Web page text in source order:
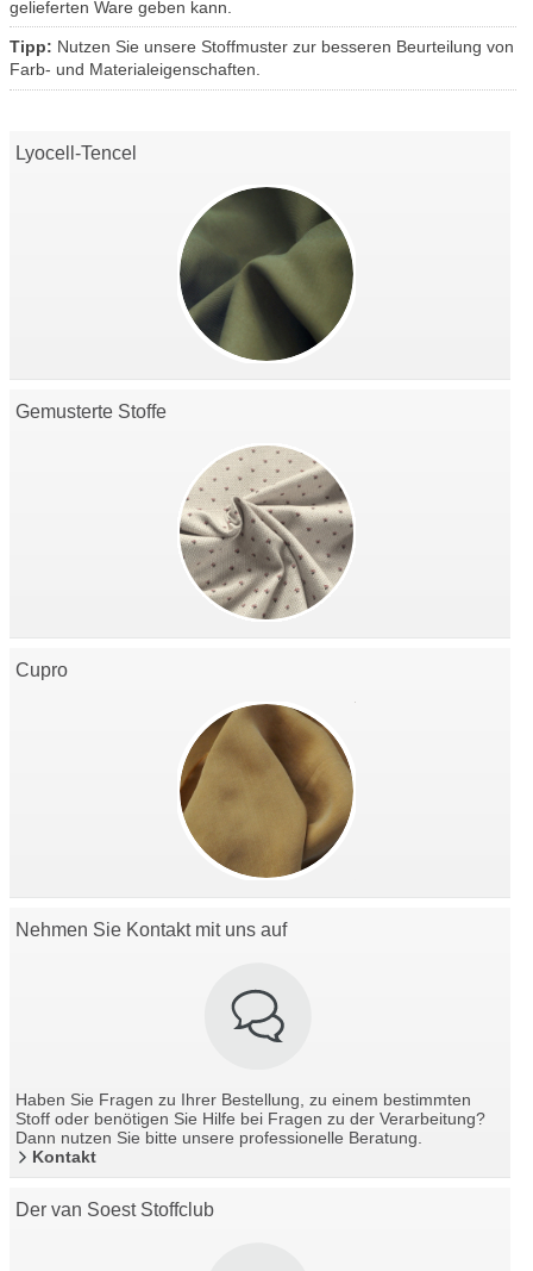
gelieferten Ware geben kann.
Tipp: Nutzen Sie unsere Stoffmuster zur besseren Beurteilung von
Farb- und Materialeigenschaften.
Lyocell-Tencel
Gemusterte Stoffe
Cupro
Nehmen Sie Kontakt mit uns auf
Haben Sie Fragen zu Ihrer Bestellung, zu einem bestimmten
Stoff oder benötigen Sie Hilfe bei Fragen zu der Verarbeitung?
Dann nutzen Sie bitte unsere professionelle Beratung.
Kontakt
Der van Soest Stoffclub